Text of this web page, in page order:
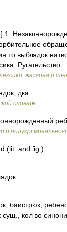
1.
то выблядок
Ругательство …
жаргона и
дка …
словарь
и
(lit. and fig.) …
…
байстрюк,
кол во